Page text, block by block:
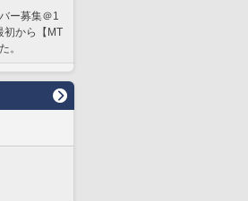
ー募集＠1
初から【MT
。